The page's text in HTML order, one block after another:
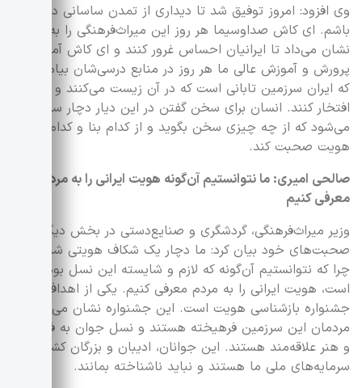
وی افزود: امروز توفیق شد تا دیداری از تمدن ساسانی داشته
باشم. ای کاش صداوسیما هر روز این میراث‌فرهنگی را به مردم‌
نشان می‌داد تا ایرانیان احساس غرور کنند و ای کاش آموزش و
پرورش و آموزش عالی ما هر روز در منابع درسی‌شان بیاموزند
که ایران سرزمین تابانی است که در آن زیست می‌کنند و به آن
افتخار کنند. انسان برای سخن گفتن در این دیار دچار سختی
می‌شود که از چه چیزی سخن بگوید‌ و از کدام بنا و کدام
هویت صحبت کند.
صالحی امیری: ما نتوانستیم آن‌گونه هویت ایرانی را به مردم‌
معرفی کنیم
وزیر میراث‌فرهنگی، گردشگری و صنایع‌دستی در بخش دیگری از
صحبت‌های خود بیان کرد: ما دچار یک شکاف هویتی شده‌ایم
چرا که نتوانستیم آن‌گونه که لازم و شایسته این نسل بوده
است، هویت ایرانی را به مردم‌ معرفی کنیم. یکی از اهداف این
جشنواره بازشناسی هویت است. این جشنواره نشان می‌دهد که
مردمان این سرزمین فرهیخته هستند و نسل جوان به فرهنگ
و هنر علاقه‌مند هستند. این جوانان، ادیبان و بزرگان کشور
سرمایه‌های ملی ما هستند و نباید ناشناخته بمانند.